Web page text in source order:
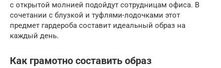
с открытой молнией подойдут сотрудницам офиса. В
сочетании с блузкой и туфлями-лодочками этот
предмет гардероба составит идеальный образ на
каждый день.
Как грамотно составить образ